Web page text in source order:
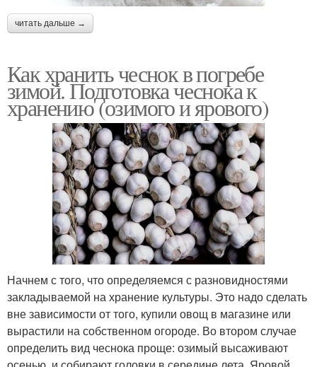
читать дальше →
Как хранить чеснок в погребе
зимой. Подготовка чеснока к
хранению (озимого и ярового)
Начнем с того, что определяемся с разновидностями
закладываемой на хранение культуры. Это надо сделать
вне зависимости от того, купили овощ в магазине или
вырастили на собственном огороде. Во втором случае
определить вид чеснока проще: озимый высаживают